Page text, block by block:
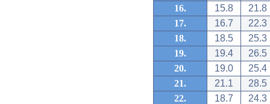
16.
15.8
21.8
17.
16.7
22.3
18.
18.5
25.3
19.
19.4
26.5
20.
19.0
25.4
21.
21.1
28.5
22.
18.7
24.3